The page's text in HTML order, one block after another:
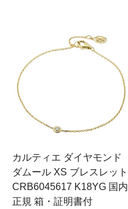
カルティエ ダイヤモンド
ダムール XS ブレスレット
CRB6045617 K18YG 国内
正規 箱・証明書付